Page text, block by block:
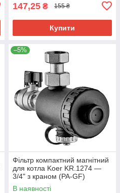
147,25 ₴ 155 ₴
Купити
–5%
Фільтр компактний магнітний
для котла Koer KR.1274 —
3/4" з краном (PA-GF)
(KR5679)
В наявності